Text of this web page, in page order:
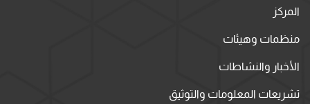
المركز
منظمات وهيئات
الأخبار والنشاطات
تشريعات المعلومات والتوثيق